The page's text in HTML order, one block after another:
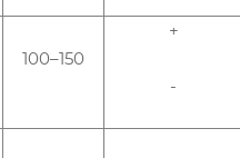
100–150
+
-